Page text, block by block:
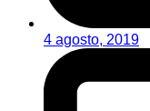
4 agosto, 2019